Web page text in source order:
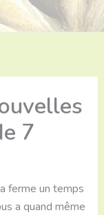
7
ferme un temps
a quand même